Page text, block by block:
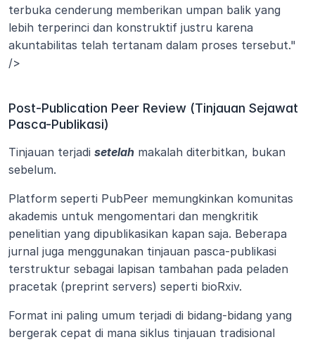
terbuka cenderung memberikan umpan balik yang
lebih terperinci dan konstruktif justru karena
akuntabilitas telah tertanam dalam proses tersebut."
/>
Post-Publication Peer Review (Tinjauan Sejawat
Pasca-Publikasi)
Tinjauan terjadi setelah makalah diterbitkan, bukan
sebelum.
Platform seperti PubPeer memungkinkan komunitas
akademis untuk mengomentari dan mengkritik
penelitian yang dipublikasikan kapan saja. Beberapa
jurnal juga menggunakan tinjauan pasca-publikasi
terstruktur sebagai lapisan tambahan pada peladen
pracetak (preprint servers) seperti bioRxiv.
Format ini paling umum terjadi di bidang-bidang yang
bergerak cepat di mana siklus tinjauan tradisional